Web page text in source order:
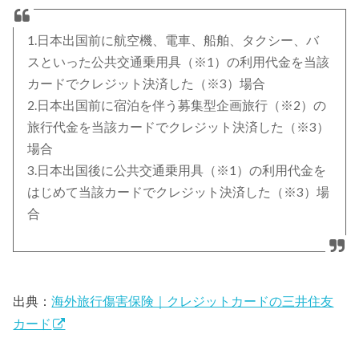
1.日本出国前に航空機、電車、船舶、タクシー、バ
スといった公共交通乗用具（※1）の利用代金を当該
カードでクレジット決済した（※3）場合
2.日本出国前に宿泊を伴う募集型企画旅行（※2）の
旅行代金を当該カードでクレジット決済した（※3）
場合
3.日本出国後に公共交通乗用具（※1）の利用代金を
はじめて当該カードでクレジット決済した（※3）場
合
出典：海外旅行傷害保険｜クレジットカードの三井住友
カード